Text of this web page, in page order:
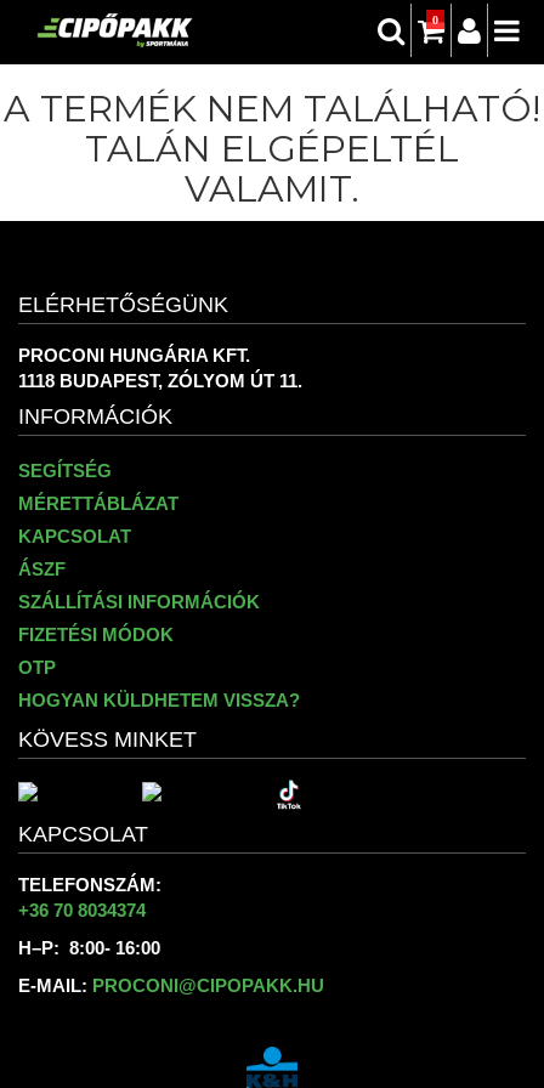
0
A TERMÉK NEM TALÁLHATÓ!
TALÁN ELGÉPELTÉL
VALAMIT.
ELÉRHETŐSÉGÜNK
PROCONI HUNGÁRIA KFT.
1118 BUDAPEST, ZÓLYOM ÚT 11.
INFORMÁCIÓK
SEGÍTSÉG
MÉRETTÁBLÁZAT
KAPCSOLAT
ÁSZF
SZÁLLÍTÁSI INFORMÁCIÓK
FIZETÉSI MÓDOK
OTP
HOGYAN KÜLDHETEM VISSZA?
KÖVESS MINKET
KAPCSOLAT
TELEFONSZÁM:
+36 70 8034374
H–P: 8:00- 16:00
E-MAIL: PROCONI@CIPOPAKK.HU